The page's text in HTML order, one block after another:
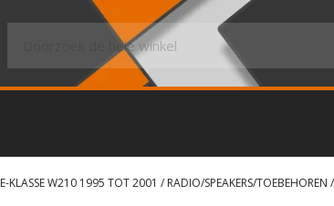
E-KLASSE W210 1995 TOT 2001 / RADIO/SPEAKERS/TOEBEHOREN